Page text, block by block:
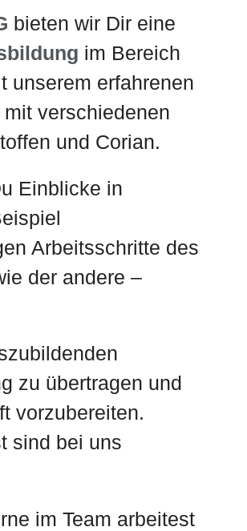
bieten wir Dir eine
im Bereich
unserem erfahrenen
verschiedenen
und Corian.
Einblicke in
Arbeitsschritte des
der andere –
zu übertragen und
vorzubereiten.
sind bei uns
im Team arbeitest